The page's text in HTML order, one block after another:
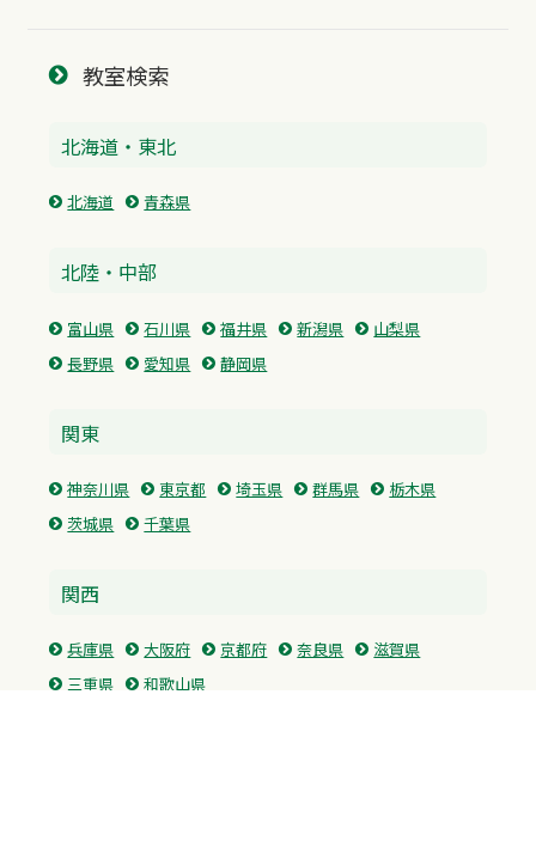
教室検索
北海道・東北
北海道 青森県
北陸・中部
富山県 石川県 福井県 新潟県
山梨県
長野県
愛知県 静岡県
関東
神奈川県 東京都 埼玉県 群馬県
栃木県
茨城県
千葉県
関西
兵庫県 大阪府 京都府 奈良県
滋賀県
三重県
和歌山県